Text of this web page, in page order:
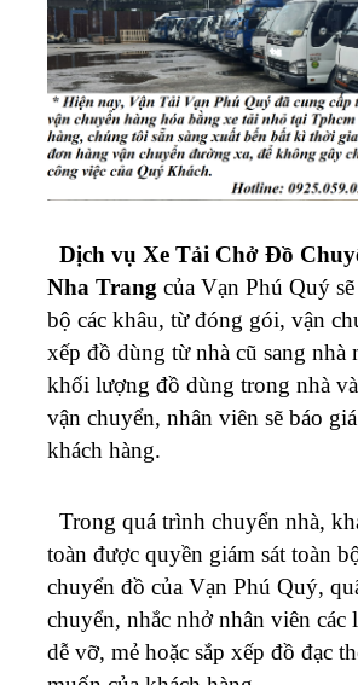
Dịch vụ Xe Tải Chở Đồ
Nha Trang của Vạn Phú Quý
bộ các khâu, từ đóng gói, vận
xếp đồ dùng từ nhà cũ sang nhà
khối lượng đồ dùng trong nhà
vận chuyển, nhân viên sẽ báo
khách hàng.
Trong quá trình chuyển nhà,
toàn được quyền giám sát toàn
chuyển đồ của Vạn Phú Quý,
chuyển, nhắc nhở nhân viên các
dễ vỡ, mẻ hoặc sắp xếp đồ đạc